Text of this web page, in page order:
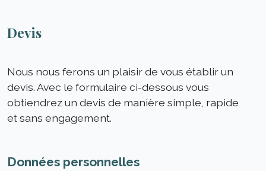
Devis
Nous nous ferons un plaisir de vous établir un
devis. Avec le formulaire ci-dessous vous
obtiendrez un devis de manière simple, rapide
et sans engagement.
Données personnelles